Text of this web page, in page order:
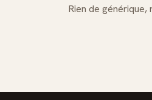
Rien de générique,